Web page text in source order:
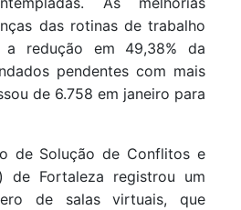
das rotinas de trabalho
a redução em 49,38% da
pendentes com mais
de 6.758 em janeiro para
de Solução de Conflitos e
de Fortaleza registrou um
de salas virtuais, que